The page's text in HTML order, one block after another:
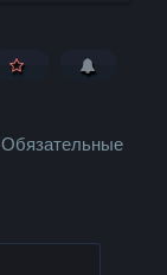
Обязательные